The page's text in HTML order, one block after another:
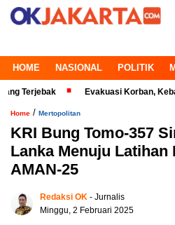
HOME NASIONAL POLITIK
Evakuasi Korban, Kebakaran
Home / Mertopolitan
KRI Bung Tomo-357
Lanka Menuju Latihan
AMAN-25
Redaksi OK - Jurnalis
Minggu, 2 Februari 2025